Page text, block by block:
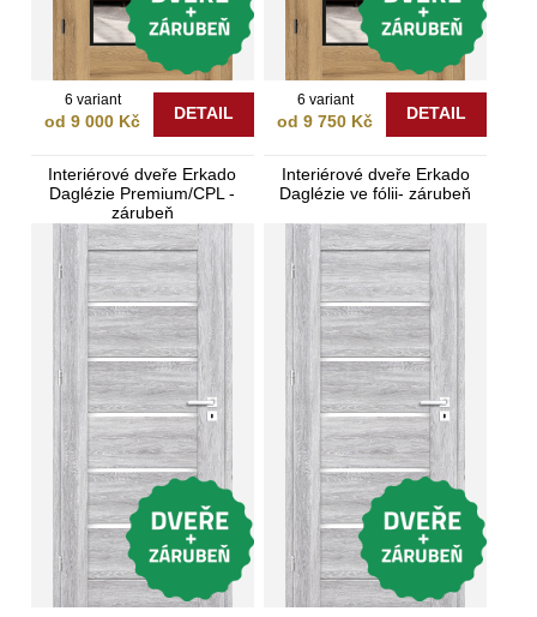
6 variant
od 9 000 Kč DETAIL
6 variant
od 9 750 Kč DETAIL
Interiérové dveře Erkado
Daglézie Premium/CPL -
zárubeň
Interiérové dveře Erkado
Daglézie ve fólii- zárubeň